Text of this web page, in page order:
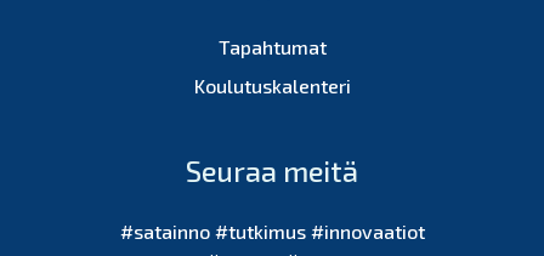
Tapahtumat
Koulutuskalenteri
Seuraa meitä
#satainno #tutkimus #innovaatiot